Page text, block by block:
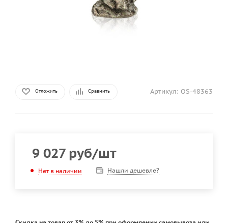
Отложить Сравнить Артикул: OS-48363
9 027руб/шт
Нет в наличии Нашли дешевле?